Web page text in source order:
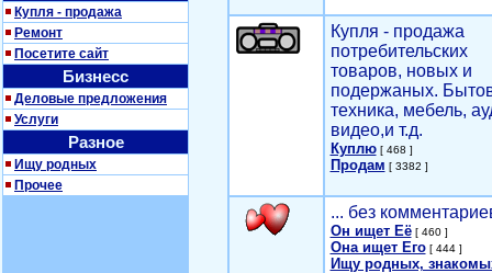
Купля - продажа
Ремонт
Посетите сайт
Бизнесс
Деловые предложения
Услуги
Разное
Ищу родных
Прочее
Купля - продажа
потребительских
товаров, новых и
подержаных.
техника, мебель,
видео,и т.д.
Куплю[ 468 ]
Продам [ 3382 ]
... без
Он ищет Её[ 460 ]
Она ищет Его[ 444 ]
Ищу родных,